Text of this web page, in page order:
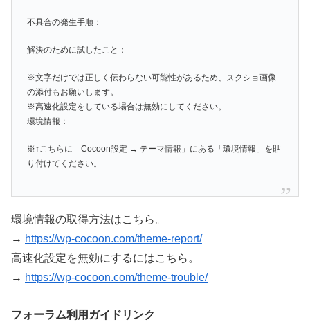
不具合の発生手順：
解決のために試したこと：
※文字だけでは正しく伝わらない可能性があるため、スクショ画像
の添付もお願いします。
※高速化設定をしている場合は無効にしてください。
環境情報：
※↑こちらに「Cocoon設定 → テーマ情報」にある「環境情報」を貼
り付けてください。
環境情報の取得方法はこちら。
→ https://wp-cocoon.com/theme-report/
高速化設定を無効にするにはこちら。
→ https://wp-cocoon.com/theme-trouble/
フォーラム利用ガイドリンク